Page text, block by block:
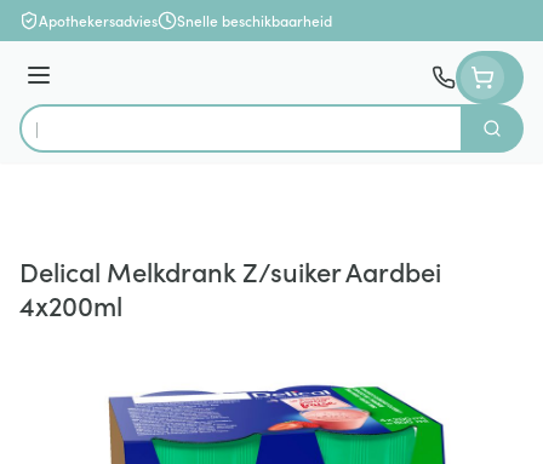
Ga naar de inhoud
Apothekersadvies Snelle beschikbaarheid
Menu
Product, merk, categorie...
Zoek
Delical Melkdrank Z/suiker Aardbei
4x200ml